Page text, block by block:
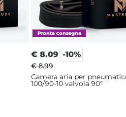
€ 8.09 -10%
€ 8.99
Camera aria per
100/90-10 valvola 90°